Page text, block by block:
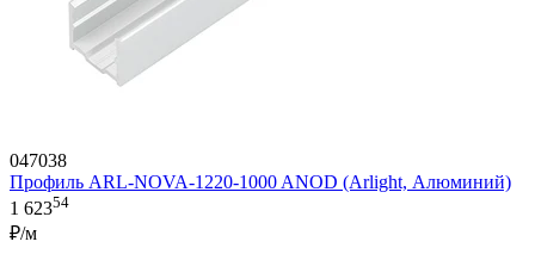
047038
Профиль ARL-NOVA-1220-1000 ANOD (Arlight, Алюминий)
1 62354
₽/м